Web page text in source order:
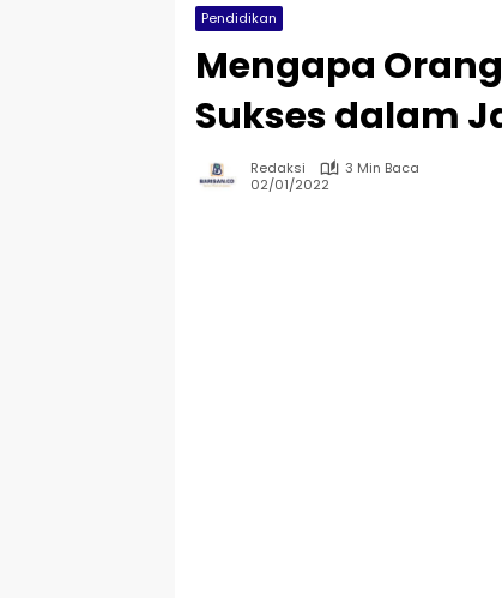
Pendidikan
Mengapa
Sukses dalam
Redaksi
3 Min Baca
02/01/2022